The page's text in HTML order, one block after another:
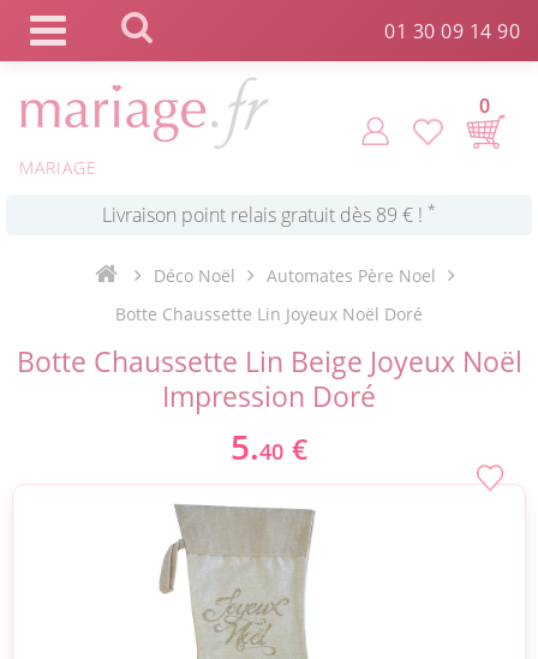
01 30 09 14 90
MARIAGE
0
Commande expédiée en 24h !
Click and Collect en 2 H gratuit !
Livraison point relais gratuit dès 89 € ! *
Déco Noël
Automates Père Noel
Botte Chaussette Lin Joyeux Noël Doré
Botte Chaussette Lin Beige Joyeux Noël
Impression Doré
5.40 €
Panneau de gestion des cookies